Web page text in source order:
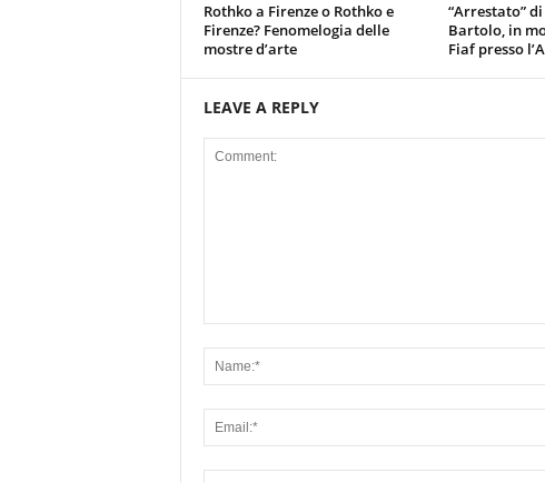
Rothko a Firenze o Rothko e
Firenze? Fenomelogia delle
mostre d’arte
“Arrestato”
Bartolo, in
Fiaf presso
LEAVE A REPLY